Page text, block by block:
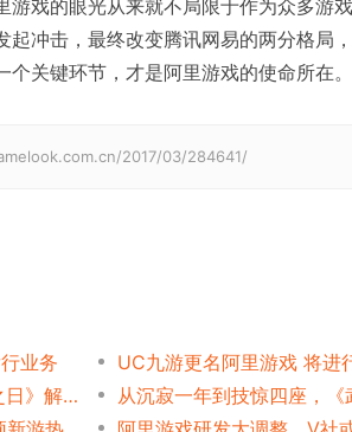
戏的眼光从来就不局限于作为众多游
起冲击，最终改变腾讯网易的两分格局
关键环节，才是阿里游戏的使命所在。
2017/03/284641/
业务
UC九游更名阿里游戏 将进
独立游戏出海第一枪 从《偃月之日》解读阿里游戏全球发行战略